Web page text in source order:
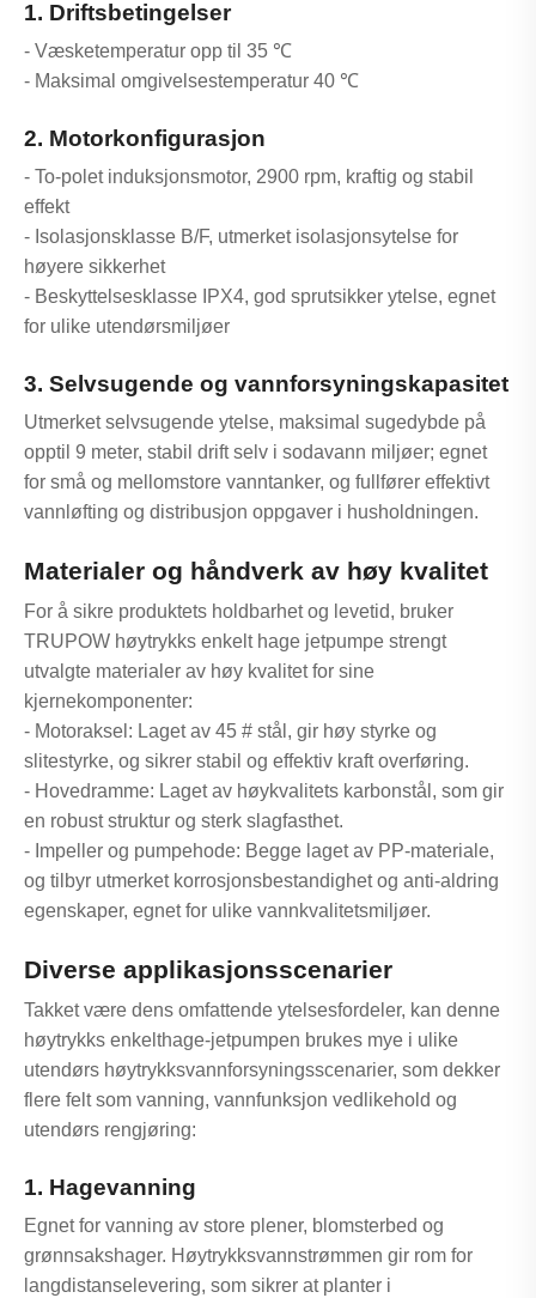
1. Driftsbetingelser
- Væsketemperatur opp til 35 ℃
- Maksimal omgivelsestemperatur 40 ℃
2. Motorkonfigurasjon
- To-polet induksjonsmotor, 2900 rpm, kraftig og stabil
effekt
- Isolasjonsklasse B/F, utmerket isolasjonsytelse for
høyere sikkerhet
- Beskyttelsesklasse IPX4, god sprutsikker ytelse, egnet
for ulike utendørsmiljøer
3. Selvsugende og vannforsyningskapasitet
Utmerket selvsugende ytelse, maksimal sugedybde på
opptil 9 meter, stabil drift selv i sodavann miljøer; egnet
for små og mellomstore vanntanker, og fullfører effektivt
vannløfting og distribusjon oppgaver i husholdningen.
Materialer og håndverk av høy kvalitet
For å sikre produktets holdbarhet og levetid, bruker
TRUPOW høytrykks enkelt hage jetpumpe strengt
utvalgte materialer av høy kvalitet for sine
kjernekomponenter:
- Motoraksel: Laget av 45 # stål, gir høy styrke og
slitestyrke, og sikrer stabil og effektiv kraft overføring.
- Hovedramme: Laget av høykvalitets karbonstål, som gir
en robust struktur og sterk slagfasthet.
- Impeller og pumpehode: Begge laget av PP-materiale,
og tilbyr utmerket korrosjonsbestandighet og anti-aldring
egenskaper, egnet for ulike vannkvalitetsmiljøer.
Diverse applikasjonsscenarier
Takket være dens omfattende ytelsesfordeler, kan denne
høytrykks enkelthage-jetpumpen brukes mye i ulike
utendørs høytrykksvannforsyningsscenarier, som dekker
flere felt som vanning, vannfunksjon vedlikehold og
utendørs rengjøring:
1. Hagevanning
Egnet for vanning av store plener, blomsterbed og
grønnsakshager. Høytrykksvannstrømmen gir rom for
langdistanselevering, som sikrer at planter i